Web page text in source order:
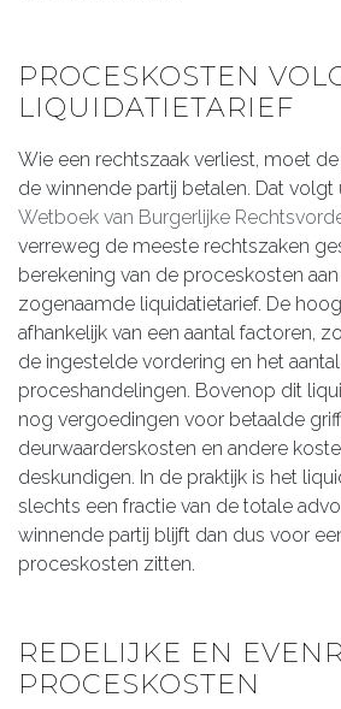
PROCESKOSTEN
LIQUIDATIETARIEF
Wie een rechtszaak verliest, moet
de winnende partij betalen. Dat volgt
Wetboek van Burgerlijke
verreweg de meeste rechtszaken
berekening van de proceskosten
zogenaamde liquidatietarief. De
afhankelijk van een aantal factoren,
de ingestelde vordering en het
proceshandelingen. Bovenop dit
nog vergoedingen voor betaalde
deurwaarderskosten en andere
deskundigen. In de praktijk is het
slechts een fractie van de totale
winnende partij blijft dan dus voor
proceskosten zitten.
REDELIJKE EN
PROCESKOSTEN